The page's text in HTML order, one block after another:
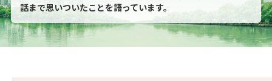
話まで思いついたことを語っています。